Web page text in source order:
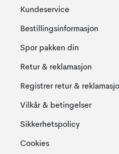
Kundeservice
Bestillingsinformasjon
Spor pakken din
Retur & reklamasjon
Registrer retur &
Vilkår & betingelser
Sikkerhetspolicy
Cookies